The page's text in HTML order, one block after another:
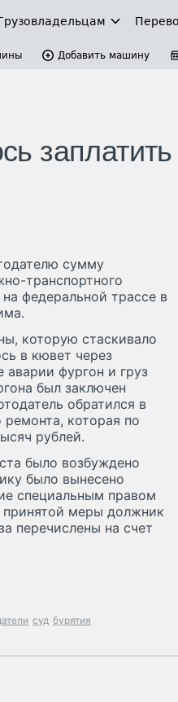
Добавить машину
сумму
транспортного
федеральной трассе в
которую стаскивало
в кювет через
аварии фургон и груз
был заключен
обратился в
ремонта, которая по
рублей.
было возбуждено
было вынесено
специальным правом
принятой меры должник
перечислены на счет
суд бурятия